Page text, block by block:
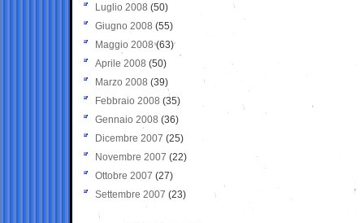
Luglio 2008 (50)
Giugno 2008 (55)
Maggio 2008(63)
Aprile 2008 (50)
Marzo 2008 (39)
Febbraio 2008 (35)
Gennaio 2008 (36)
Dicembre 2007 (25)
Novembre 2007 (22)
Ottobre 2007 (27)
Settembre 2007 (23)